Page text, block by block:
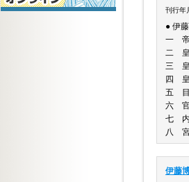
刊行年
● 伊
一 帝
二 皇
四 皇
五
六 官
七 内
八 宮
伊藤